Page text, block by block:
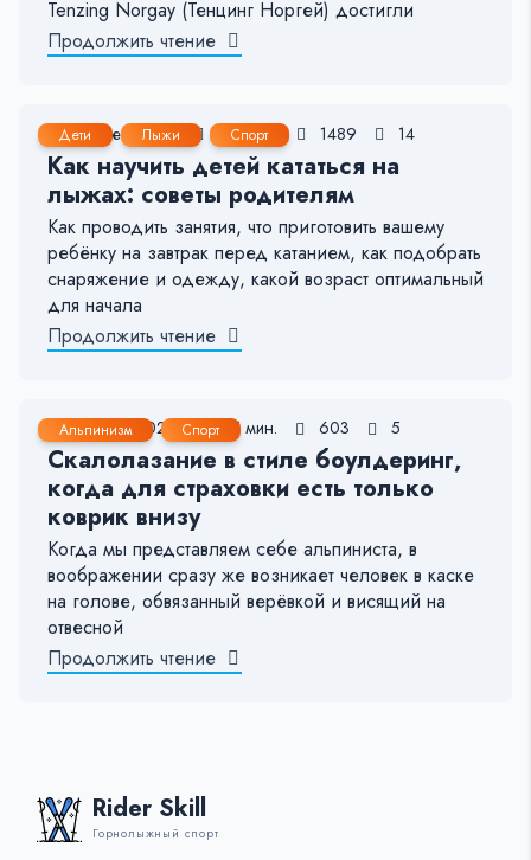
Tenzing Norgay (Тенцинг Норгей) достигли
Продолжить чтение
Дети Лыжи Спорт
26 Дек, 2022 6-7 мин. 1489 14
Как научить детей кататься на
лыжах: советы родителям
Как проводить занятия, что приготовить вашему
ребёнку на завтрак перед катанием, как подобрать
снаряжение и одежду, какой возраст оптимальный
для начала
Продолжить чтение
Альпинизм Спорт
31 Июл, 2022 4-5 мин. 603 5
Скалолазание в стиле боулдеринг,
когда для страховки есть только
коврик внизу
Когда мы представляем себе альпиниста, в
воображении сразу же возникает человек в каске
на голове, обвязанный верёвкой и висящий на
отвесной
Продолжить чтение
Rider Skill
Горнолыжный спорт